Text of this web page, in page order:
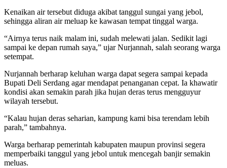
Kenaikan air tersebut diduga akibat tanggul sungai yang jebol,
sehingga aliran air meluap ke kawasan tempat tinggal warga.
“Airnya terus naik malam ini, sudah melewati jalan. Sedikit lagi
sampai ke depan rumah saya,” ujar Nurjannah, salah seorang warga
setempat.
Nurjannah berharap keluhan warga dapat segera sampai kepada
Bupati Deli Serdang agar mendapat penanganan cepat. Ia khawatir
kondisi akan semakin parah jika hujan deras terus mengguyur
wilayah tersebut.
“Kalau hujan deras seharian, kampung kami bisa terendam lebih
parah,” tambahnya.
Warga berharap pemerintah kabupaten maupun provinsi segera
memperbaiki tanggul yang jebol untuk mencegah banjir semakin
meluas.